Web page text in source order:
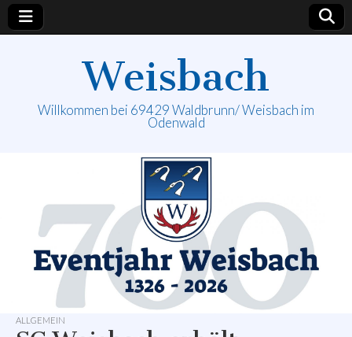
Weisbach
Willkommen bei 69429 Waldbrunn/ Weisbach im
Odenwald
ALLGEMEIN